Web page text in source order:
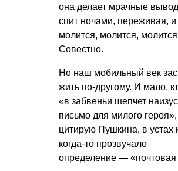
она делает мрачные
спит ночами, переживая, и
молится, молится,
Совестно.
Но наш мобильный век
жить по-другому. И мало,
«в забвеньи шепчет
письмо для милого
цитирую Пушкина, в устах
когда-то прозвучало
определение — «почтовая